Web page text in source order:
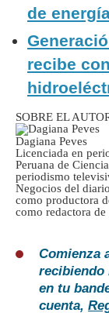
de
recibe
SOBRE EL
Dagiana Peves
Licenciada en
Peruana de
periodismo
Negocios del
como productora
como redactora de
Comienza
recibiendo
en tu
cuenta,